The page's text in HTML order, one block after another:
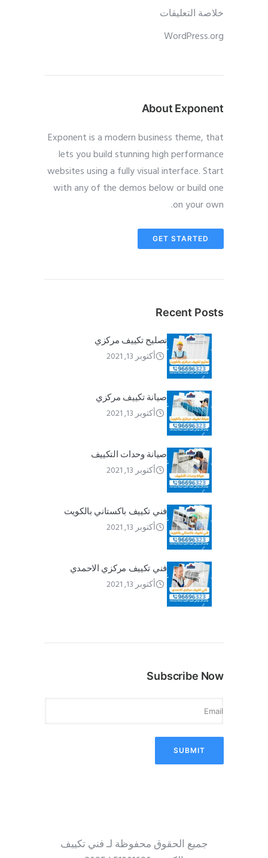
خلاصة التعليقات
WordPress.org
About Exponent
Exponent is a modern business theme, that
lets you build stunning high performance
websites using a fully visual interface. Start
with any of the demos below or build one
on your own.
GET STARTED
Recent Posts
تصليح تكييف مركزي
أكتوبر 13, 2021
صيانة تكييف مركزي
أكتوبر 13, 2021
صيانة وحدات التكييف
أكتوبر 13, 2021
فني تكييف باكستاني بالكويت
أكتوبر 13, 2021
فني تكييف مركزي الاحمدي
أكتوبر 13, 2021
Subscribe Now
جميع الحقوق محفوظة لـ فني تكييف